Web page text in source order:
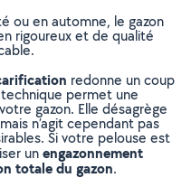
ou en automne, le gazon
rigoureux et de qualité
redonne un coup
permet une
gazon. Elle désagrège
n’agit cependant pas
Si votre pelouse est
unengazonnement
totale du gazon.